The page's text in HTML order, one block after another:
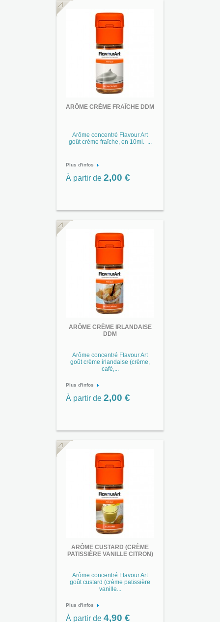
ARÔME CRÈME FRAÎCHE DDM
Arôme concentré Flavour Art
goût crème fraîche, en 10ml. ...
Plus d'infos
À partir de 2,00 €
ARÔME CRÈME IRLANDAISE
DDM
Arôme concentré Flavour Art
goût crème irlandaise (crème,
café,...
Plus d'infos
À partir de 2,00 €
ARÔME CUSTARD (CRÈME
PATISSIÈRE VANILLE CITRON)
Arôme concentré Flavour Art
goût custard (crème patissière
vanille...
Plus d'infos
À partir de 4,90 €